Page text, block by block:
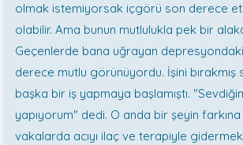
olmak istemiyorsak içgörü son derece
olabilir. Ama bunun mutlulukla pek bir
Geçenlerde bana uğrayan
derece mutlu görünüyordu. İşini bırakmış
başka bir iş yapmaya başlamıştı.
yapıyorum" dedi. O anda bir şeyin farkına
vakalarda acıyı ilaç ve terapiyle